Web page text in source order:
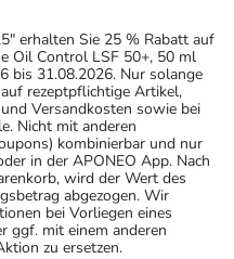
erhalten Sie 25 % Rabatt auf
Oil Control LSF 50+, 50 ml
bis 31.08.2026. Nur solange
rezeptpflichtige Artikel,
Versandkosten sowie bei
Nicht mit anderen
kombinierbar und nur
in der APONEO App. Nach
wird der Wert des
abgezogen. Wir
bei Vorliegen eines
ggf. mit einem anderen
zu ersetzen.